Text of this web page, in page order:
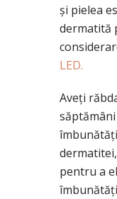
și pielea
dermatită
LED.
Aveți
pentru a